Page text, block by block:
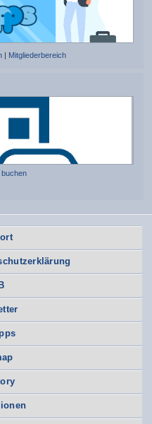
Mitgliederbereich
buchen